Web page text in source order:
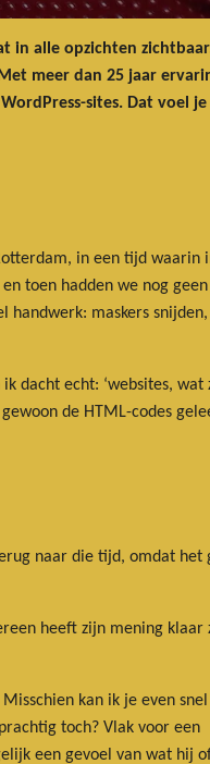
in alle opzichten
meer dan 25 jaar
sites. Dat voel
in een tijd waarin
toen hadden we nog
handwerk: maskers
dacht echt: ‘websites, wat
de HTML-codes
naar die tijd, omdat het
heeft zijn mening klaar
kan ik je even
toch? Vlak voor een
een gevoel van wat hij